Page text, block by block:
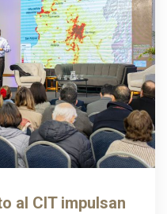
al CIT impulsan